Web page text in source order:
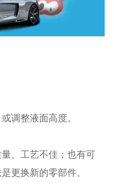
调整液面高度。
、工艺不佳；也有可
更换新的零部件。